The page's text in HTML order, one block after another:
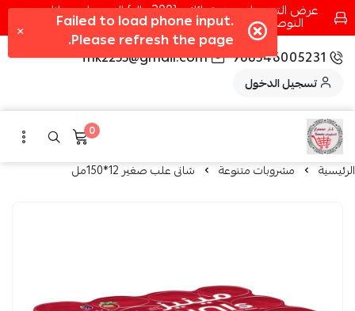
عرض التوصيل عند شرائك بـ{200ريال} التوصيل مجانا
التوصيل في مكه فقط كل اسبوع اصناف جديدة
966546005231
fhk2255@gmail.com
تسجيل الدخول
0
الرئيسية مشروبات متنوعة شانى علب صغير 12*150مل